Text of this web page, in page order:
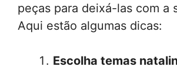
peças para deixá-las com a
Aqui estão algumas dicas:
Escolha temas